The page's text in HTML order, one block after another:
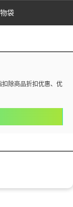
袋
除商品折扣优惠、优惠